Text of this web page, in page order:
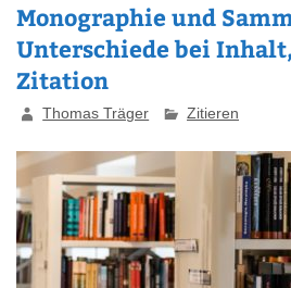
Monographie und
Unterschiede bei
Zitation
Thomas Träger Zitieren